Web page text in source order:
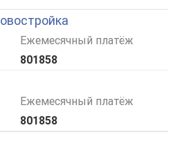
Ежемесячный платёж
801858
Ежемесячный платёж
801858